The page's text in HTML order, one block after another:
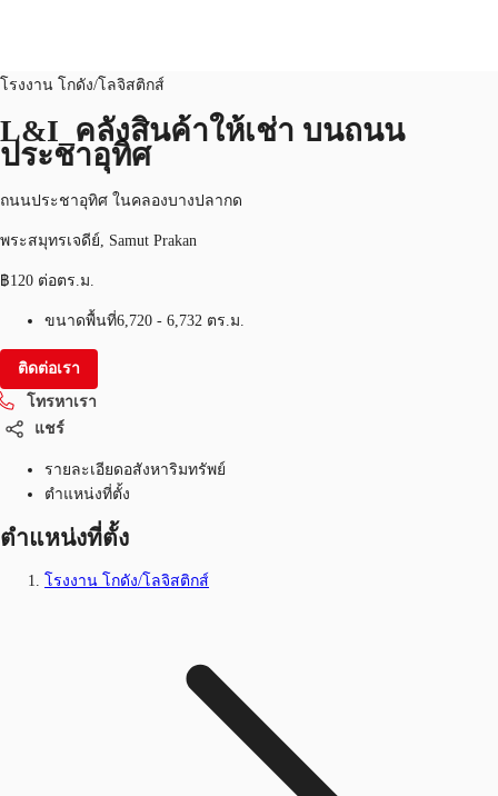
พื้นที่สำนักงาน
เฟล็กสเปซ
บทความที่น่าสนใจ
+6626246471
โรงงาน โกดัง/โลจิสติกส์
L&I_คลังสินค้าให้เช่า บนถนน
ประชาอุทิศ
ถนนประชาอุทิศ ในคลองบางปลากด
พระสมุทรเจดีย์, Samut Prakan
฿120 ต่อตร.ม.
ขนาดพื้นที่6,720 - 6,732 ตร.ม.
ติดต่อเรา
โทรหาเรา
แชร์
รายละเอียดอสังหาริมทรัพย์
ตำแหน่งที่ตั้ง
ตำแหน่งที่ตั้ง
โรงงาน โกดัง/โลจิสติกส์